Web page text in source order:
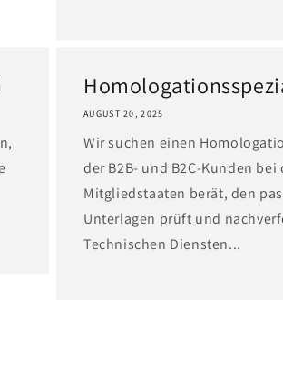
AUGUST 20, 2025
Wir suchen einen
der B2B- und B2C-Kunden
Mitgliedstaaten berät, den
Unterlagen prüft und
Technischen Diensten...